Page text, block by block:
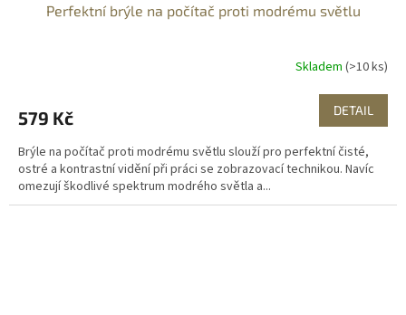
Perfektní brýle na počítač proti modrému světlu
Skladem (>10 ks)
579 Kč DETAIL
Brýle na počítač proti modrému světlu slouží pro perfektní čisté,
ostré a kontrastní vidění při práci se zobrazovací technikou. Navíc
omezují škodlivé spektrum modrého světla a...